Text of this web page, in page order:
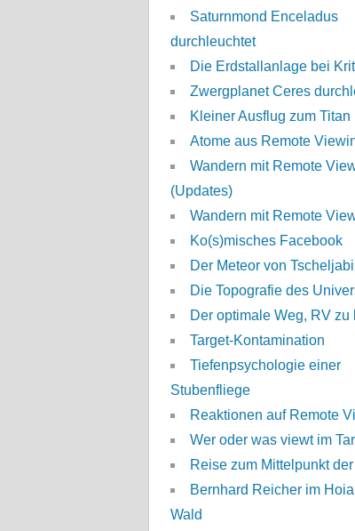
Saturnmond Enceladus
durchleuchtet
Die Erdstallanlage bei
Zwergplanet Ceres
Kleiner Ausflug zum Titan
Atome aus Remote
Wandern mit Remote
(Updates)
Wandern mit Remote
Ko(s)misches Facebook
Der Meteor von
Die Topografie des
Der optimale Weg, RV zu
Target-Kontamination
Tiefenpsychologie einer
Stubenfliege
Reaktionen auf Remote
Wer oder was viewt im
Reise zum Mittelpunkt
Bernhard Reicher im
Wald